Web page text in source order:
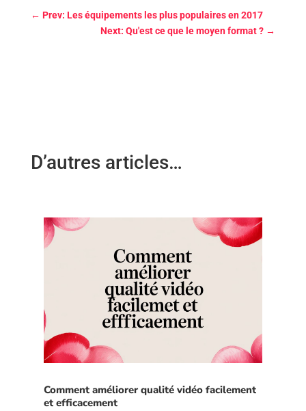
← Prev: Les équipements les plus populaires en 2017
Next: Qu'est ce que le moyen format ? →
D’autres articles…
Comment améliorer qualité vidéo facilement
et efficacement